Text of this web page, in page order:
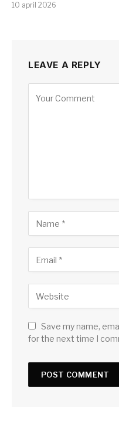
10 april 2026
LEAVE A REPLY
Save my name,
for the next time I